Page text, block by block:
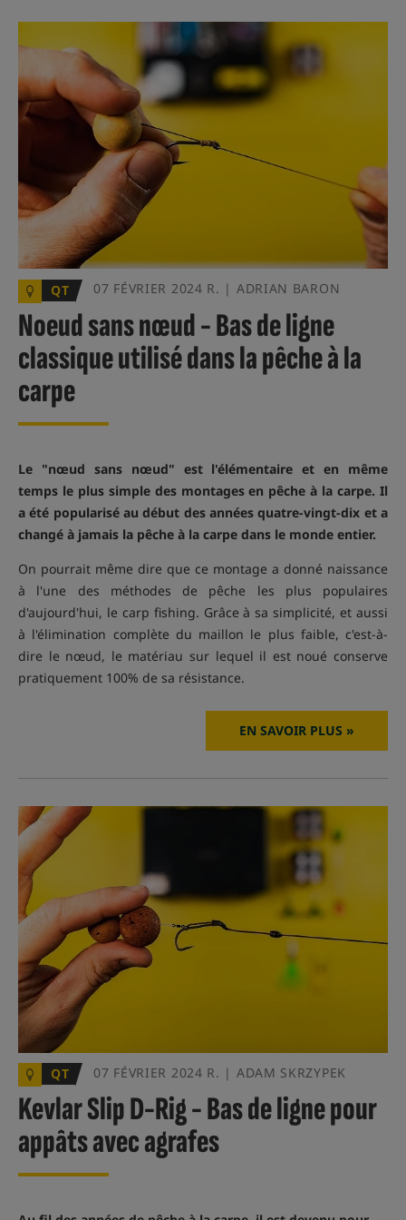
QT 07 FÉVRIER 2024 R. | ADRIAN BARON
Noeud sans nœud - Bas de ligne
classique utilisé dans la pêche à la
carpe
Le "nœud sans nœud" est l'élémentaire et en même
temps le plus simple des montages en pêche à la carpe. Il
a été popularisé au début des années quatre-vingt-dix et a
changé à jamais la pêche à la carpe dans le monde entier.
On pourrait même dire que ce montage a donné naissance
à l'une des méthodes de pêche les plus populaires
d'aujourd'hui, le carp fishing. Grâce à sa simplicité, et aussi
à l'élimination complète du maillon le plus faible, c'est-à-
dire le nœud, le matériau sur lequel il est noué conserve
pratiquement 100% de sa résistance.
EN SAVOIR PLUS »
QT 07 FÉVRIER 2024 R. | ADAM SKRZYPEK
Kevlar Slip D-Rig - Bas de ligne pour
appâts avec agrafes